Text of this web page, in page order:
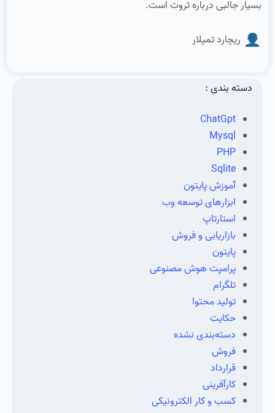
بسیار جالبی درباره ثروت است.
ریچارد تمپلار
دسته بندی :
ChatGpt
Mysql
PHP
Sqlite
آموزش پایتون
ابزارهای توسعه وب
استارتاپ
بازاریابی و فروش
پایتون
پرامپت هوش مصنوعی
تلگرام
تولید محتوا
حکایت
دسته‌بندی نشده
فروش
قرارداد
کارآفرینی
کسب و کار الکترونیکی